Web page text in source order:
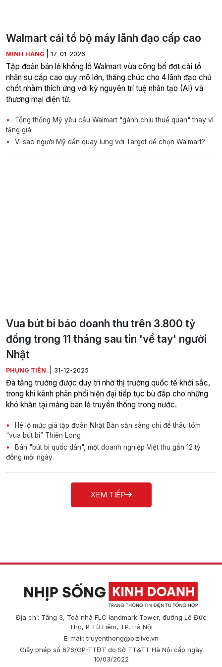
Walmart cải tổ bộ máy lãnh đạo cấp cao
MINH HẰNG 17-01-2026
Tập đoàn bán lẻ khổng lồ Walmart vừa công bố đợt cải tổ
nhân sự cấp cao quy mô lớn, thăng chức cho 4 lãnh đạo chủ
chốt nhằm thích ứng với kỷ nguyên trí tuệ nhân tạo (AI) và
thương mại điện tử.
Tổng thống Mỹ yêu cầu Walmart "gánh chịu thuế quan" thay vì
tăng giá
Vì sao người Mỹ dần quay lưng với Target để chọn Walmart?
Vua bút bi báo doanh thu trên 3.800 tỷ
đồng trong 11 tháng sau tin 'về tay' người
Nhật
PHỤNG TIÊN. 31-12-2025
Đà tăng trưởng được duy trì nhờ thị trường quốc tế khởi sắc,
trong khi kênh phân phối hiện đại tiếp tục bù đắp cho những
khó khăn tại mảng bán lẻ truyền thống trong nước.
Hé lộ mức giá tập đoàn Nhật Bản sẵn sàng chi để thâu tóm
“vua bút bi” Thiên Long
Bán "bút bi quốc dân", một doanh nghiệp Việt thu gần 12 tỷ
đồng mỗi ngày
XEM TIẾP
Địa chỉ: Tầng 3, Toà nhà FLC landmark Tower, đường Lê Đức
Thọ, P Từ Liêm, TP. Hà Nội
E-mail:truyenthong@bizlive.vn
Giấy phép số 676/GP-TTĐT do Sở TT&TT Hà Nội cấp ngày
10/03/2022